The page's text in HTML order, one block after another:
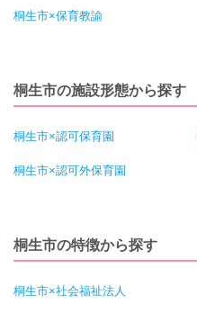
桐生市×保育教諭
桐生市の施設形態から探す
桐生市×認可保育園
桐生市×認可外保育園
桐生市の特徴から探す
桐生市×社会福祉法人